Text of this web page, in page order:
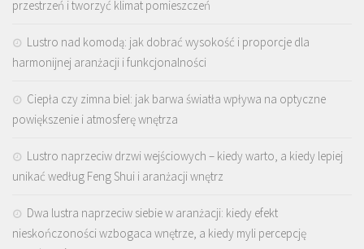
przestrzeń i tworzyć klimat pomieszczeń
Lustro nad komodą: jak dobrać wysokość i proporcje dla
harmonijnej aranżacji i funkcjonalności
Ciepła czy zimna biel: jak barwa światła wpływa na optyczne
powiększenie i atmosferę wnętrza
Lustro naprzeciw drzwi wejściowych – kiedy warto, a kiedy lepiej
unikać według Feng Shui i aranżacji wnętrz
Dwa lustra naprzeciw siebie w aranżacji: kiedy efekt
nieskończoności wzbogaca wnętrze, a kiedy myli percepcję